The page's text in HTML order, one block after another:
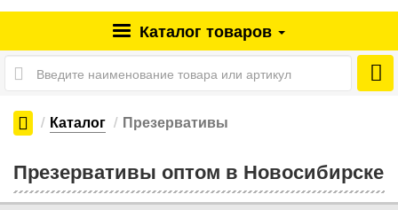
Каталог товаров
Каталог Презервативы
Презервативы оптом в Новосибирске